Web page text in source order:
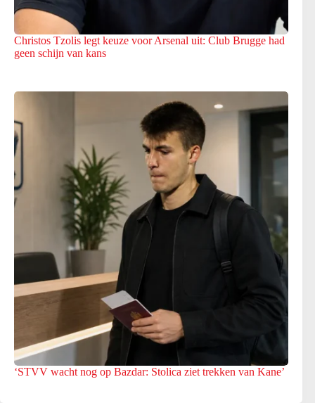
Christos Tzolis legt keuze voor Arsenal uit: Club Brugge had
geen schijn van kans
‘STVV wacht nog op Bazdar: Stolica ziet trekken van Kane’